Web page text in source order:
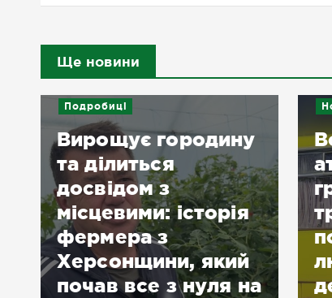
Ще новини
Подробиці
Вирощує городину
та ділиться
досвідом з
місцевими: історія
фермера з
Херсонщини, який
почав все з нуля на